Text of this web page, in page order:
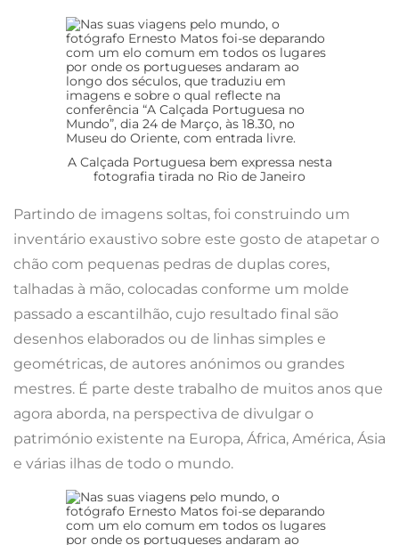
A Calçada Portuguesa bem expressa nesta
fotografia tirada no Rio de Janeiro
Partindo de imagens soltas, foi construindo um
inventário exaustivo sobre este gosto de atapetar o
chão com pequenas pedras de duplas cores,
talhadas à mão, colocadas conforme um molde
passado a escantilhão, cujo resultado final são
desenhos elaborados ou de linhas simples e
geométricas, de autores anónimos ou grandes
mestres. É parte deste trabalho de muitos anos que
agora aborda, na perspectiva de divulgar o
património existente na Europa, África, América, Ásia
e várias ilhas de todo o mundo.